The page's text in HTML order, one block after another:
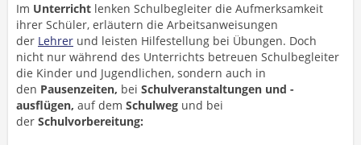
Im Unterricht lenken Schulbegleiter die Aufmerksamkeit
ihrer Schüler, erläutern die Arbeitsanweisungen
der Lehrer und leisten Hilfestellung bei Übungen. Doch
nicht nur während des Unterrichts betreuen Schulbegleiter
die Kinder und Jugendlichen, sondern auch in
den Pausenzeiten, bei Schulveranstaltungen und -
ausflügen, auf dem Schulweg und bei
der Schulvorbereitung: